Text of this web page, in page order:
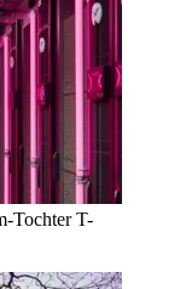
Tochter T-